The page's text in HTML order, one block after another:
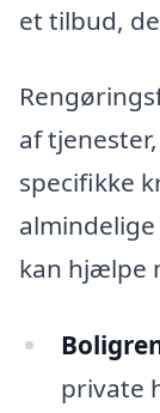
et tilbud,
af
specifikke
kan hjælpe
private